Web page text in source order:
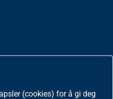
(cookies) for å gi deg